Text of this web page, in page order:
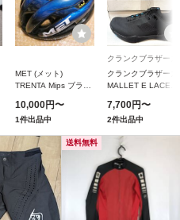
MET (メット)
TRENTA Mips ブラッ
61cm) ヘルメット
10,000円〜
1件出品中
クランクブラザーズ
クランクブラザーズ
MALLET E LACE
SPDビンディングシ
ューズ
7,700円〜
2件出品中
送料無料